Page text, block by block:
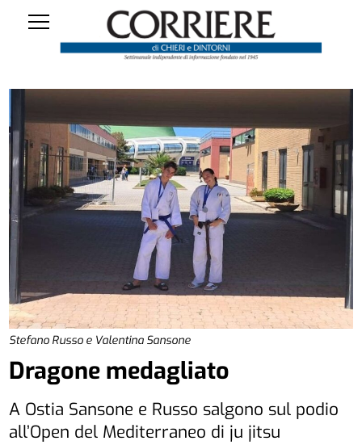
Stefano Russo e Valentina Sansone
Dragone medagliato
A Ostia Sansone e Russo salgono sul podio
all’Open del Mediterraneo di ju jitsu